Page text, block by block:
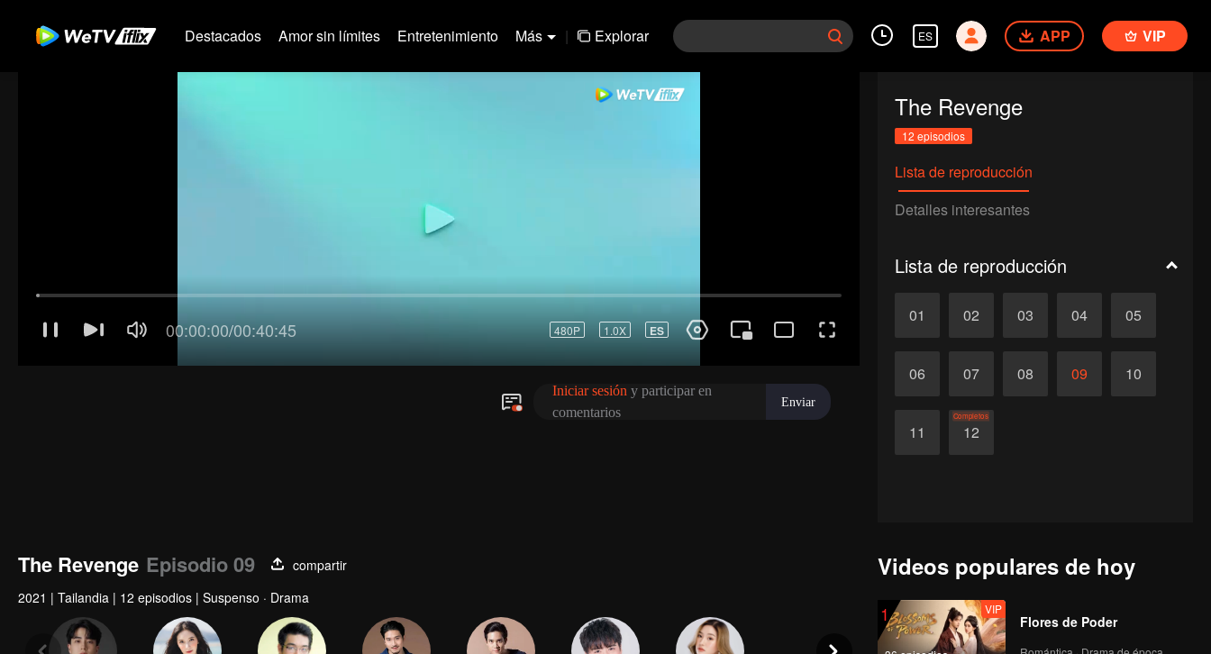
Destacados Amor sin límites Entretenimiento Más | Explorar ES APP VIP
The Revenge
12 episodios
Lista de reproducción
Detalles interesantes
Lista de reproducción
01 02 03 04 05
06 07 08 09 10
11 12
Completos
The Revenge Episodio 09
compartir
2021 | Tailandia | 12 episodios | Suspenso · Drama
Videos populares de hoy
1 VIP
Flores de Poder